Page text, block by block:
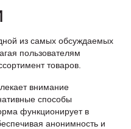
из самых обсуждаемых
пользователям
товаров.
внимание
способы
функционирует в
анонимность и